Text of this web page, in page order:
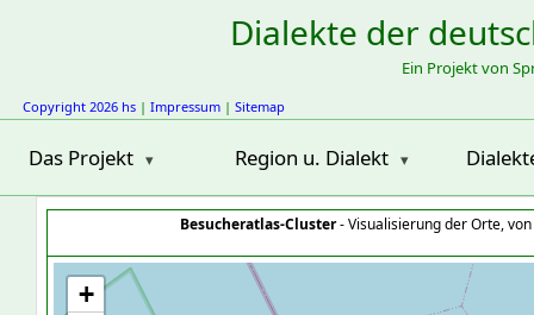
Dialekte der
Ein Projekt von
Copyright 2026 hs | Impressum | Sitemap
Das Projekt Region u. Dialekt
Besucheratlas-Cluster- Visualisierung der Orte,
+